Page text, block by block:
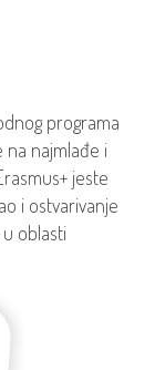
programa
na najmlađe i
jeste
i ostvarivanje
oblasti